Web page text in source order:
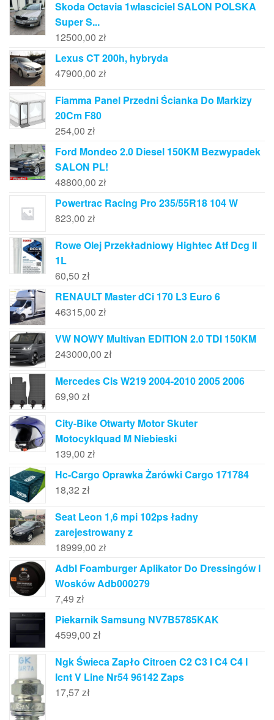
Skoda Octavia 1wlasciciel SALON POLSKA
Super S...
12500,00 zł
Lexus CT 200h, hybryda
47900,00 zł
Fiamma Panel Przedni Ścianka Do Markizy
20Cm F80
254,00 zł
Ford Mondeo 2.0 Diesel 150KM Bezwypadek
SALON PL!
48800,00 zł
Powertrac Racing Pro 235/55R18 104 W
823,00 zł
Rowe Olej Przekładniowy Hightec Atf Dcg II
1L
60,50 zł
RENAULT Master dCi 170 L3 Euro 6
46315,00 zł
VW NOWY Multivan EDITION 2.0 TDI 150KM
243000,00 zł
Mercedes Cls W219 2004-2010 2005 2006
69,90 zł
City-Bike Otwarty Motor Skuter
Motocyklquad M Niebieski
139,00 zł
Hc-Cargo Oprawka Żarówki Cargo 171784
18,32 zł
Seat Leon 1,6 mpi 102ps ładny
zarejestrowany z
18999,00 zł
Adbl Foamburger Aplikator Do Dressingów I
Wosków Adb000279
7,49 zł
Piekarnik Samsung NV7B5785KAK
4599,00 zł
Ngk Świeca Zapło Citroen C2 C3 I C4 C4 I
Icnt V Line Nr54 96142 Zaps
17,57zł